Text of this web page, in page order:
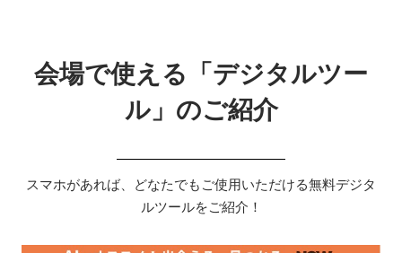
会場で使える「デジタルツー
ル」のご紹介
スマホがあれば、どなたでもご使用いただける無料デジタ
ルツールをご紹介！